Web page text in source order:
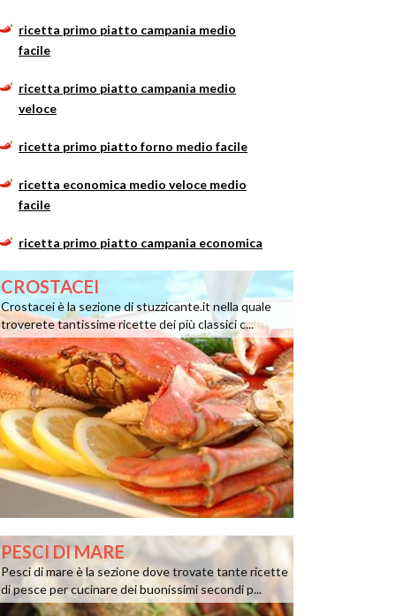
ricetta primo piatto campania medio
facile
ricetta primo piatto campania medio
veloce
ricetta primo piatto forno medio facile
ricetta economica medio veloce medio
facile
ricetta primo piatto campania economica
CROSTACEI
Crostacei è la sezione di stuzzicante.it nella quale
troverete tantissime ricette dei più classici c...
PESCI DI MARE
Pesci di mare è la sezione dove trovate tante ricette
di pesce per cucinare dei buonissimi secondi p...